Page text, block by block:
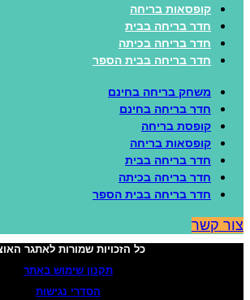
קופסאות בריחה
חדר בריחה בבית
חדר בריחה בכיתה
חדר בריחה בבית הספר
משחק בריחה בחינם
חדר בריחה בחינם
קופסת בריחה
קופסאות בריחה
חדר בריחה בבית
חדר בריחה בכיתה
חדר בריחה בבית הספר
קשר
כל הזכויות שמורות לאתגר האוצר
תקנון שימוש באתר
הסדרי נגישות